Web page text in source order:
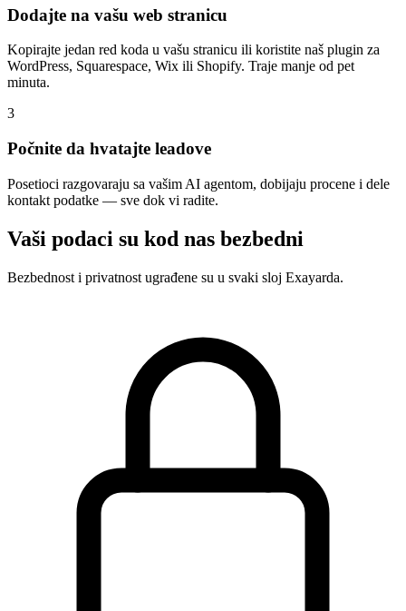
Dodajte na vašu web stranicu
Kopirajte jedan red koda u vašu stranicu ili koristite naš plugin za
WordPress, Squarespace, Wix ili Shopify. Traje manje od pet
minuta.
3
Počnite da hvatajte leadove
Posetioci razgovaraju sa vašim AI agentom, dobijaju procene i dele
kontakt podatke — sve dok vi radite.
Vaši podaci su kod nas bezbedni
Bezbednost i privatnost ugrađene su u svaki sloj Exayarda.